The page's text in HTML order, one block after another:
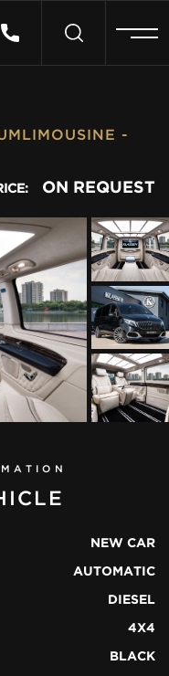
- V
ON REQUEST
view all
NEW CAR
AUTOMATIC
DIESEL
4X4
BLACK